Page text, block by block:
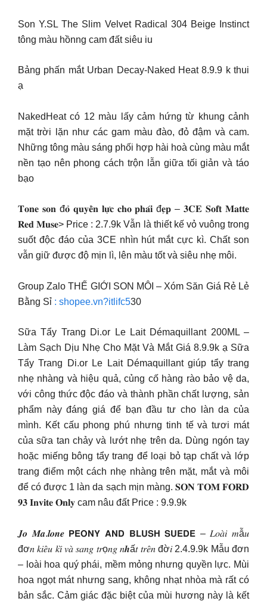
Son Y.SL The Slim Velvet Radical 304 Beige Instinct
tông màu hồnng cam đất siêu iu
Bảng phấn mắt Urban Decay-Naked Heat 8.9.9 k thui
ạ
NakedHeat có 12 màu lấy cảm hứng từ khung cảnh
mặt trời lặn như các gam màu đào, đỏ đậm và cam.
Những tông màu sáng phối hợp hài hoà cùng màu mắt
nền tạo nên phong cách trộn lẫn giữa tối giản và táo
bạo
𝐓𝐨𝐧𝐞 𝐬𝐨𝐧 đ𝐨̉ 𝐪𝐮𝐲𝐞̂̀𝐧 𝐥𝐮̛̣𝐜 𝐜𝐡𝐨 𝐩𝐡𝐚́𝐢 đ𝐞̣𝐩 – 𝟑𝐂𝐄 𝐒𝐨𝐟𝐭 𝐌𝐚𝐭𝐭𝐞
𝐑𝐞𝐝 𝐌𝐮𝐬𝐞> Price : 2.7.9k Vẫn là thiết kế vỏ vuông trong
suốt độc đáo của 3CE nhìn hút mắt cực kì. Chất son
vẫn giữ được độ mịn lì, lên màu tốt và siêu nhẹ môi.
Group Zalo THẾ GIỚI SON MÔI – Xóm Săn Giá Rẻ Lẻ
Bằng Sỉ : shopee.vn?itlifc530
Sữa Tẩy Trang Di.or Le Lait Démaquillant 200ML –
Làm Sạch Dịu Nhẹ Cho Mặt Và Mắt Giá 8.9.9k ạ Sữa
Tẩy Trang Di.or Le Lait Démaquillant giúp tẩy trang
nhẹ nhàng và hiệu quả, củng cố hàng rào bảo vệ da,
với công thức độc đáo và thành phần chất lượng, sản
phẩm này đáng giá để bạn đầu tư cho làn da của
mình. Kết cấu phong phú nhưng tinh tế và tươi mát
của sữa tan chảy và lướt nhẹ trên da. Dùng ngón tay
hoặc miếng bông tẩy trang để loại bỏ tạp chất và lớp
trang điểm một cách nhẹ nhàng trên mặt, mắt và môi
để có được 1 làn da sạch mịn màng. 𝐒𝐎𝐍 𝐓𝐎𝐌 𝐅𝐎𝐑𝐃
𝟗𝟑 𝐈𝐧𝐯𝐢𝐭𝐞 𝐎𝐧𝐥𝐲 cam nâu đất Price : 9.9.9k
𝑱𝒐 𝑴𝒂.𝒍𝒐𝒏𝒆 𝗣𝗘𝗢𝗡𝗬 𝗔𝗡𝗗 𝗕𝗟𝗨𝗦𝗛 𝗦𝗨𝗘𝗗𝗘 – 𝐿𝑜𝑎̀𝑖 𝑚ẫ𝑢
đơ𝑛 𝑘𝑖𝑒̂𝑢 𝑘𝑖̀ 𝑣𝑎̀ 𝑠𝑎𝑛𝑔 𝑡𝑟ọ𝑛𝑔 𝑛𝒉ấ𝑡 𝑡𝑟𝑒̂𝑛 đờ𝑖 2.4.9.9k Mẫu đơn
– loài hoa quý phái, mềm mỏng nhưng quyền lực. Mùi
hoa ngọt mát nhưng sang, không nhạt nhòa mà rất có
bản sắc. Cảm giác đặc biệt của mùi hương này là kết